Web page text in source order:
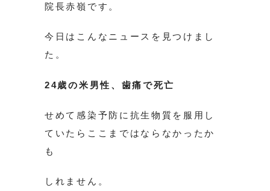
院長赤嶺です。
今日はこんなニュースを見つけまし
た。
24歳の米男性、歯痛で死亡
せめて感染予防に抗生物質を服用し
ていたらここまではならなかったか
も
しれません。